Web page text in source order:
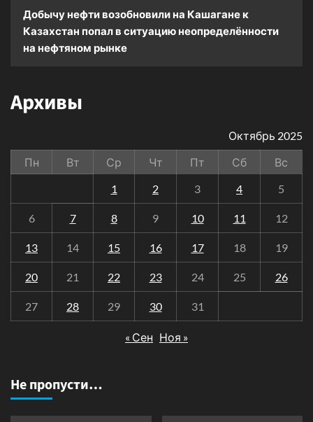
Добычу нефти возобновили на Кашагане к
Казахстан попал в ситуацию неопределённости
на нефтяном рынке
Архивы
Октябрь 2025
Пн
Вт Ср Чт Пт Сб
Вс
1
2 3 4 5
6 7 8 9 10 11 12
13 14 15 16 17 18 19
20 21 22 23 24 25 26
27 28 29 30 31
« Сен Ноя »
Не пропусти…